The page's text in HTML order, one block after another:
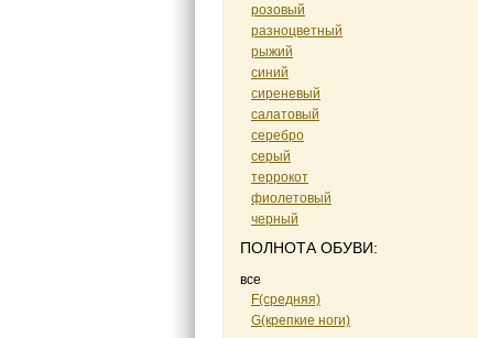
розовый
разноцветный
рыжий
синий
сиреневый
салатовый
серебро
серый
террокот
фиолетовый
черный
ПОЛНОТА ОБУВИ:
все
F(средняя)
G(крепкие ноги)